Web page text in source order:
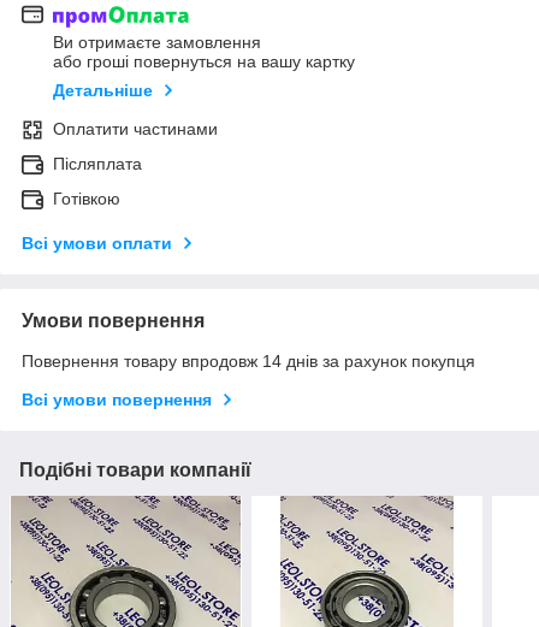
Ви отримаєте замовлення
або гроші повернуться на вашу картку
Детальніше
Оплатити частинами
Післяплата
Готівкою
Всі умови оплати
Умови повернення
Повернення товару впродовж 14 днів за рахунок покупця
Всі умови повернення
Подібні товари компанії